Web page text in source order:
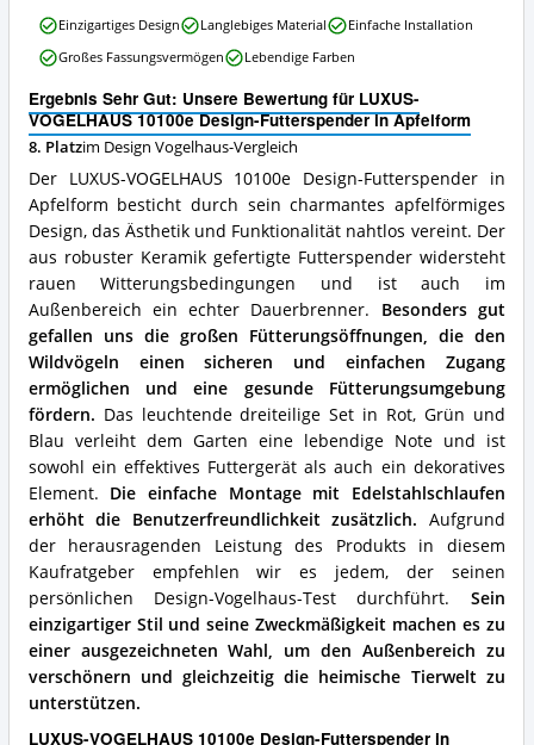
Design
Vogelhaus
erhältlich?
Ergebnis Sehr Gut: Unsere Bewertung für LUXUS-
VOGELHAUS 10100e Design-Futterspender in Apfelform
8. Platzim Design Vogelhaus-Vergleich
Der LUXUS-VOGELHAUS 10100e Design-Futterspender in
Apfelform besticht durch sein charmantes apfelförmiges
Design, das Ästhetik und Funktionalität nahtlos vereint. Der
aus robuster Keramik gefertigte Futterspender widersteht
rauen Witterungsbedingungen und ist auch im
Außenbereich ein echter Dauerbrenner. Besonders gut
gefallen uns die großen Fütterungsöffnungen, die den
Wildvögeln einen sicheren und einfachen Zugang
ermöglichen und eine gesunde Fütterungsumgebung
fördern. Das leuchtende dreiteilige Set in Rot, Grün und
Blau verleiht dem Garten eine lebendige Note und ist
sowohl ein effektives Futtergerät als auch ein dekoratives
Element. Die einfache Montage mit Edelstahlschlaufen
erhöht die Benutzerfreundlichkeit zusätzlich. Aufgrund
der herausragenden Leistung des Produkts in diesem
Kaufratgeber empfehlen wir es jedem, der seinen
persönlichen Design-Vogelhaus-Test durchführt. Sein
einzigartiger Stil und seine Zweckmäßigkeit machen es zu
einer ausgezeichneten Wahl, um den Außenbereich zu
verschönern und gleichzeitig die heimische Tierwelt zu
unterstützen.
LUXUS-VOGELHAUS 10100e Design-Futterspender in
LUXUS-
VOGELHAUS
10100e
Futterspender
in
Apfelform
Vorteile:
Was
spricht
für
dieses
Design
Vogelhaus?
Einzigartiges Design Langlebiges Material
Einfache Installation
Großes Fassungsvermögen
Lebendige Farben